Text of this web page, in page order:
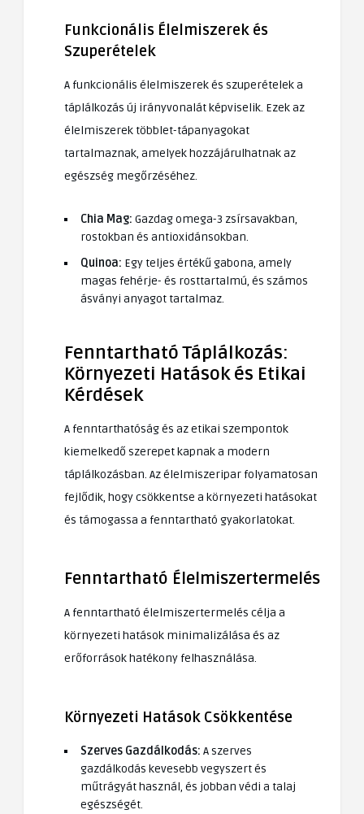
Funkcionális Élelmiszerek és
Szuperételek
A funkcionális élelmiszerek és szuperételek a
táplálkozás új irányvonalát képviselik. Ezek az
élelmiszerek többlet-tápanyagokat
tartalmaznak, amelyek hozzájárulhatnak az
egészség megőrzéséhez.
Chia Mag: Gazdag omega-3 zsírsavakban,
rostokban és antioxidánsokban.
Quinoa: Egy teljes értékű gabona, amely
magas fehérje- és rosttartalmú, és számos
ásványi anyagot tartalmaz.
Fenntartható Táplálkozás:
Környezeti Hatások és Etikai
Kérdések
A fenntarthatóság és az etikai szempontok
kiemelkedő szerepet kapnak a modern
táplálkozásban. Az élelmiszeripar folyamatosan
fejlődik, hogy csökkentse a környezeti hatásokat
és támogassa a fenntartható gyakorlatokat.
Fenntartható Élelmiszertermelés
A fenntartható élelmiszertermelés célja a
környezeti hatások minimalizálása és az
erőforrások hatékony felhasználása.
Környezeti Hatások Csökkentése
Szerves Gazdálkodás: A szerves
gazdálkodás kevesebb vegyszert és
műtrágyát használ, és jobban védi a talaj
egészségét.